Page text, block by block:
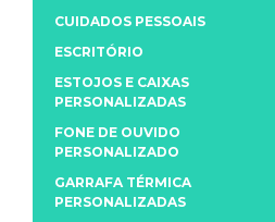
CUIDADOS PESSOAIS
ESCRITÓRIO
ESTOJOS E CAIXAS
PERSONALIZADAS
FONE DE OUVIDO
PERSONALIZADO
GARRAFA TÉRMICA
PERSONALIZADAS